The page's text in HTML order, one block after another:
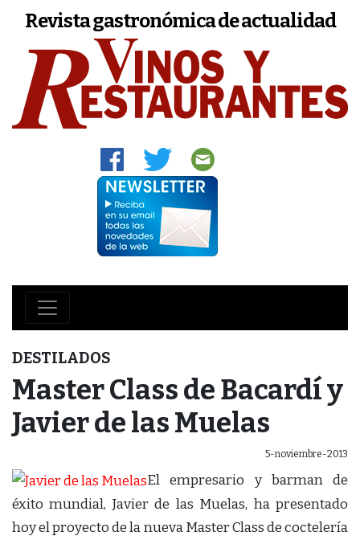
Revista gastronómica de actualidad
DESTILADOS
Master Class de Bacardí y
Javier de las Muelas
5-noviembre-2013
El empresario y barman de
éxito mundial, Javier de las Muelas, ha presentado
hoy el proyecto de la nueva Master Class de coctelería